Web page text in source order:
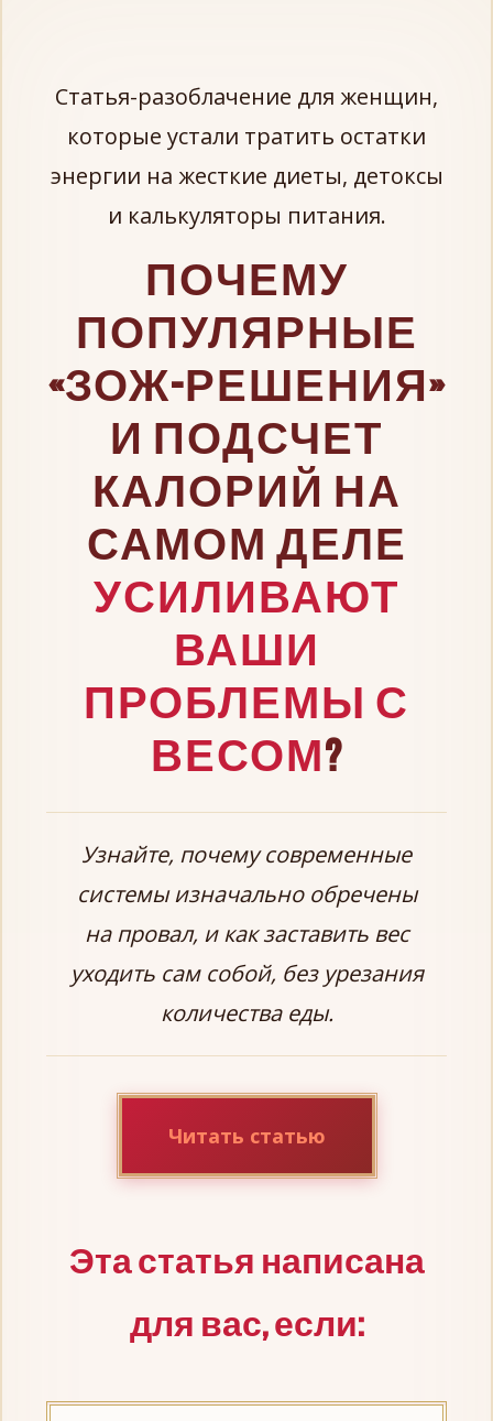
Статья-разоблачение для женщин,
которые устали тратить остатки
энергии на жесткие диеты, детоксы
и калькуляторы питания.
ПОЧЕМУ
ПОПУЛЯРНЫЕ
«ЗОЖ-РЕШЕНИЯ»
И ПОДСЧЕТ
КАЛОРИЙ НА
САМОМ ДЕЛЕ
УСИЛИВАЮТ
ВАШИ
ПРОБЛЕМЫ С
ВЕСОМ?
Узнайте, почему современные
системы изначально обречены
на провал, и как заставить вес
уходить сам собой, без урезания
количества еды.
Читать статью
Эта статья написана
для вас, если: